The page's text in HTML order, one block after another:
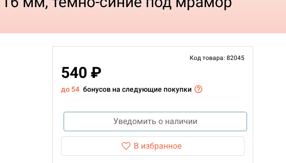
Код товара: 82045
540 ₽
до 54 бонусов на следующие покупки
Уведомить о наличии
В избранное